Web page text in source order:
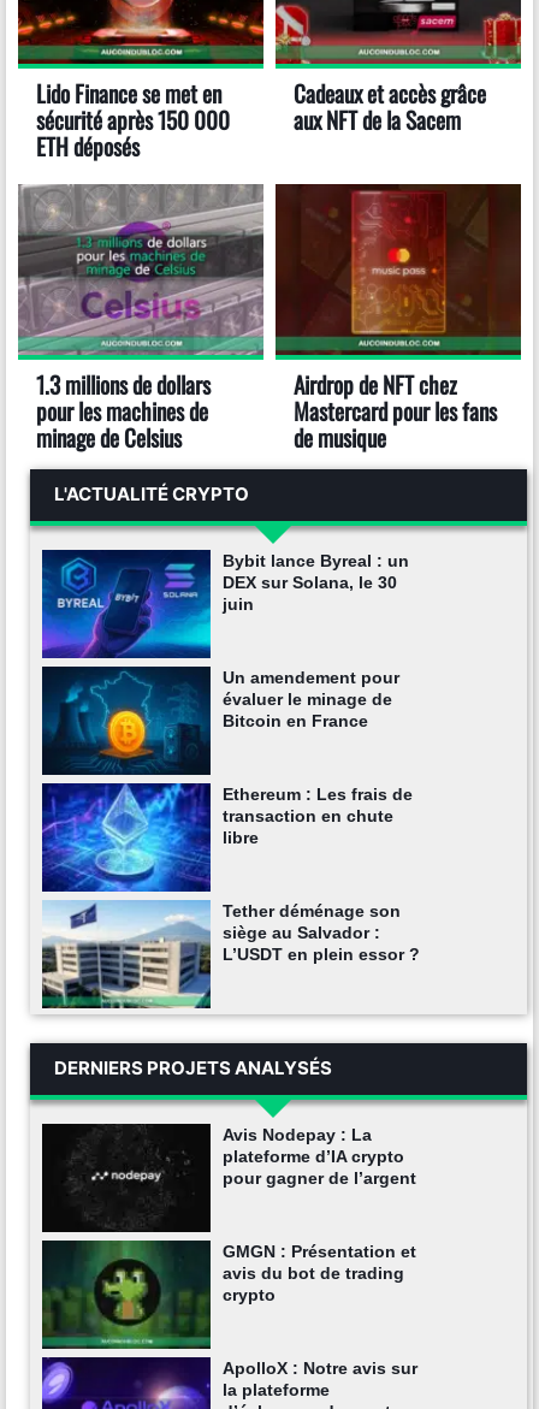
Lido Finance se met en
sécurité après 150 000
ETH déposés
Cadeaux et accès grâce
aux NFT de la Sacem
1.3 millions de dollars
pour les machines de
minage de Celsius
Airdrop de NFT chez
Mastercard pour les fans
de musique
L'ACTUALITÉ CRYPTO
Bybit lance Byreal : un
DEX sur Solana, le 30
juin
Un amendement pour
évaluer le minage de
Bitcoin en France
Ethereum : Les frais de
transaction en chute
libre
Tether déménage son
siège au Salvador :
L’USDT en plein essor ?
DERNIERS PROJETS ANALYSÉS
Avis Nodepay : La
plateforme d’IA crypto
pour gagner de l’argent
GMGN : Présentation et
avis du bot de trading
crypto
ApolloX : Notre avis sur
la plateforme